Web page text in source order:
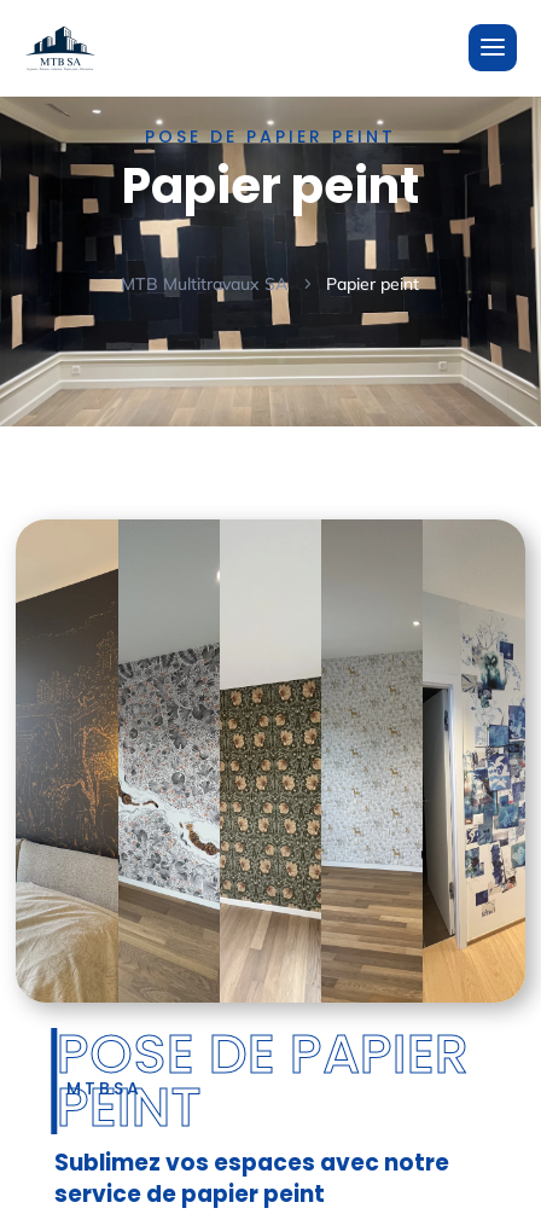
POSE DE PAPIER PEINT
Papier peint
MTB Multitravaux SA 5 Papier peint
MTBSA
Sublimez vos espaces avec notre
service de papier peint